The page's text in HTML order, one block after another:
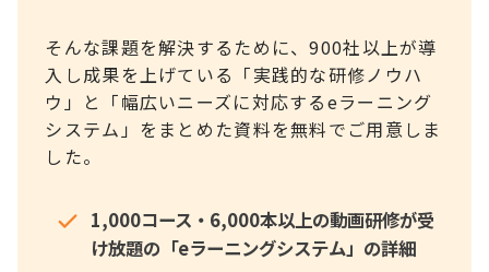
そんな課題を解決するために、900社以上が導
入し成果を上げている「実践的な研修ノウハ
ウ」と「幅広いニーズに対応するeラーニング
システム」をまとめた資料を無料でご用意しま
した。
1,000コース・6,000本以上の動画研修が受
け放題の「eラーニングシステム」の詳細